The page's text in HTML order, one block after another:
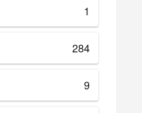
1
284
9